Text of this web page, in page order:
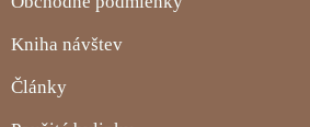
Kniha návštev
Články